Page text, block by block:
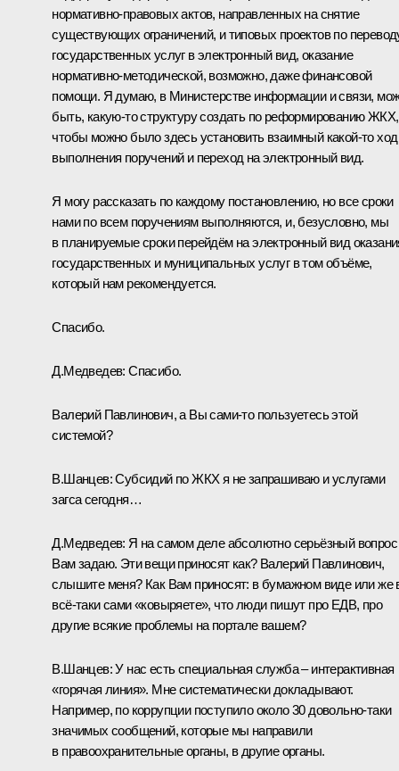
нормативно-правовых актов, направленных на снятие
существующих ограничений, и типовых проектов по
государственных услуг в электронный вид, оказание
нормативно-методической, возможно, даже финансовой
помощи. Я думаю, в Министерстве информации и связи,
быть, какую‑то структуру создать по реформированию ЖКХ,
чтобы можно было здесь установить взаимный какой‑то ход
выполнения поручений и переход на электронный вид.
Я могу рассказать по каждому постановлению, но все сроки
нами по всем поручениям выполняются, и, безусловно, мы
в планируемые сроки перейдём на электронный вид
государственных и муниципальных услуг в том объёме,
который нам рекомендуется.
Спасибо.
Д.Медведев: Спасибо.
Валерий Павлинович, а Вы сами‑то пользуетесь этой
системой?
В.Шанцев:Субсидий по ЖКХ я не запрашиваю и услугами
загса сегодня…
Д.Медведев: Я на самом деле абсолютно серьёзный вопрос
Вам задаю. Эти вещи приносят как? Валерий Павлинович,
слышите меня? Как Вам приносят: в бумажном виде или же
всё‑таки сами «ковыряете», что люди пишут про ЕДВ, про
другие всякие проблемы на портале вашем?
В.Шанцев:У нас есть специальная служба – интерактивная
«горячая линия». Мне систематически докладывают.
Например, по коррупции поступило около 30 довольно‑таки
значимых сообщений, которые мы направили
в правоохранительные органы, в другие органы.